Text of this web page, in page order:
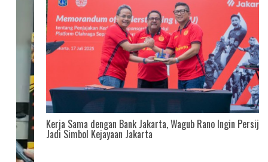
Kerja Sama dengan Bank Jakarta, Wagub Rano Ingin Persija
Jadi Simbol Kejayaan Jakarta